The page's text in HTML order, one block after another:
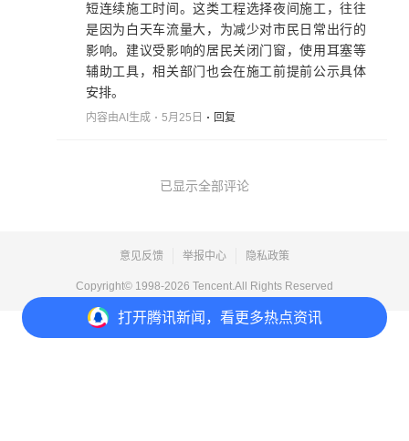
打开腾讯新闻，看更多热点资讯
短连续施工时间。这类工程选择夜间施工，往往
是因为白天车流量大，为减少对市民日常出行的
影响。建议受影响的居民关闭门窗，使用耳塞等
辅助工具，相关部门也会在施工前提前公示具体
安排。
内容由AI生成 5月25日 回复
已显示全部评论
意见反馈 举报中心 隐私政策
Copyright© 1998-2026 Tencent.All Rights Reserved